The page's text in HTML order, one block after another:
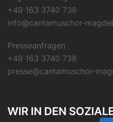
+49 163 3740 738
info@cantamuschor-
Presseanfragen
+49 163 3740 738
presse@cantamuschor-
WIR IN DEN